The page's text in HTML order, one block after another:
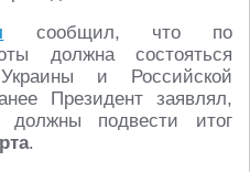
сообщил, что по
должна состояться
и Российской
Президент заявлял,
подвести итог
.